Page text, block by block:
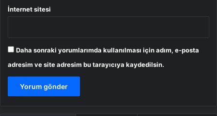
İnternet sitesi
Daha sonraki yorumlarımda kullanılması için adım, e-posta
adresim ve site adresim bu tarayıcıya kaydedilsin.